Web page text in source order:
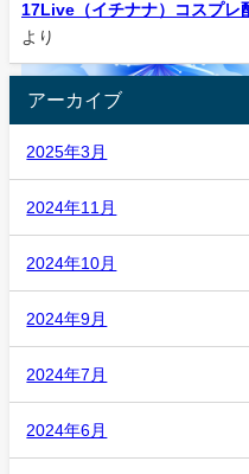
17Live（イチナナ）コスプレ
より
アーカイブ
2025年3月
2024年11月
2024年10月
2024年9月
2024年7月
2024年6月